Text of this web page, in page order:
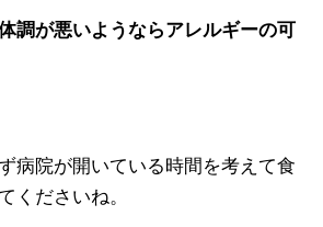
調が悪いようならアレルギーの可
病院が開いている時間を考えて食
くださいね。